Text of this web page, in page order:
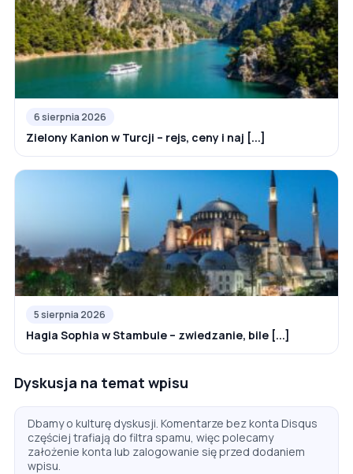
6 sierpnia 2026
Zielony Kanion w Turcji – rejs, ceny i naj [...]
5 sierpnia 2026
Hagia Sophia w Stambule – zwiedzanie, bile [...]
Dyskusja na temat wpisu
Dbamy o kulturę dyskusji. Komentarze bez konta Disqus
częściej trafiają do filtra spamu, więc polecamy
założenie konta lub zalogowanie się przed dodaniem
wpisu.